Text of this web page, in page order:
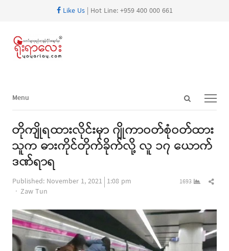
Like Us| Hot Line: +959 400 000 661
Open
Menu
Menu
တိုကျိုရထားလိုင်းမှာ ဂျိုကာဝတ်စုံဝတ်ထား
သူက ဓားကိုင်တိုက်ခိုက်လို့ လူ ၁၇ ယောက်
ဒဏ်ရာရ
Published: November 1, 2021 1:08 pm
Author
Zaw Tun
1693